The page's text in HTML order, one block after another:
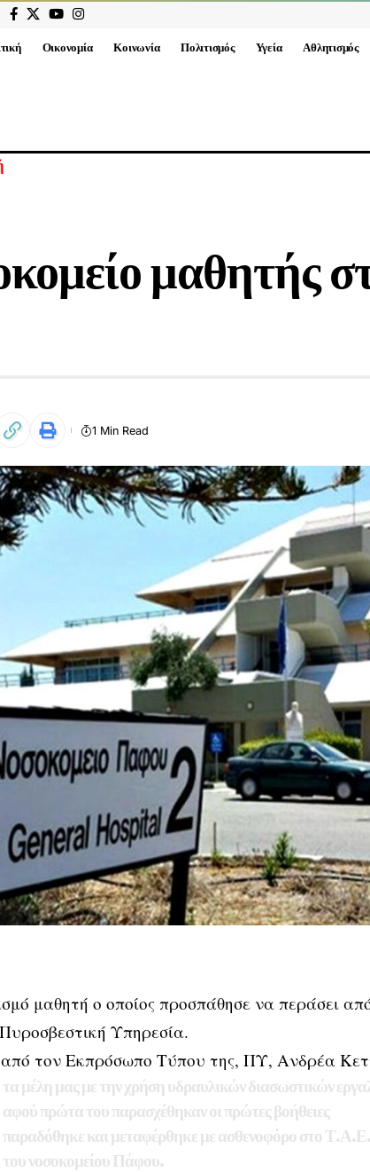
Οικονομία Κοινωνία Πολιτισμός Υγεία Αθλητισμός
επίθεση από τον Β’ Παγκόσμιο Πόλεμο – Το Ιράν μας
μαθητής
1 Min Read
μαθητή ο οποίος προσπάθησε να περάσει
Υπηρεσία.
τον Εκπρόσωπο Τύπου της, ΠΥ, Ανδρέα
τα μέλη μας με την χρήση υδραυλικών διασωστικών
αφού πρώτα του παρασχέθηκαν οι πρώτες βοήθειες
παραδόθηκε και μεταφέρθηκε με ασθενοφόρο στο
του νοσοκομείου Πάφου.